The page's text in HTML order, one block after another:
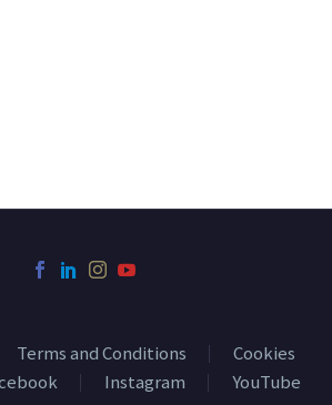
Terms and Conditions
Cookies
Instagram YouTube